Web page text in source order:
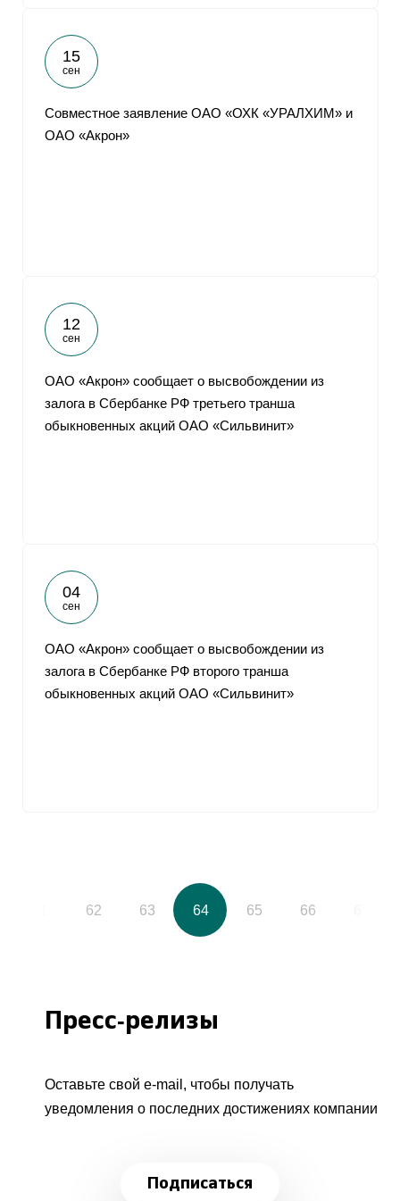
15
сен
Совместное заявление ОАО «ОХК «УРАЛХИМ» и
ОАО «Акрон»
12
сен
ОАО «Акрон» сообщает о высвобождении из
залога в Сбербанке РФ третьего транша
обыкновенных акций ОАО «Сильвинит»
04
сен
ОАО «Акрон» сообщает о высвобождении из
залога в Сбербанке РФ второго транша
обыкновенных акций ОАО «Сильвинит»
62 63 64 65 66
Пресс-релизы
Оставьте свой e-mail, чтобы получать
уведомления о последних достижениях компании
Подписаться